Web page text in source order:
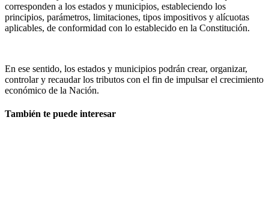
corresponden a los estados y municipios, estableciendo los
principios, parámetros, limitaciones, tipos impositivos y alícuotas
aplicables, de conformidad con lo establecido en la Constitución.
En ese sentido, los estados y municipios podrán crear, organizar,
controlar y recaudar los tributos con el fin de impulsar el crecimiento
económico de la Nación.
También te puede interesar